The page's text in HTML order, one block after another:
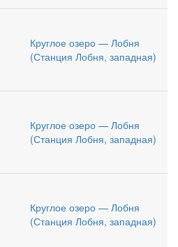
Круглое озеро — Лобня
(Станция Лобня, западная)
Круглое озеро — Лобня
(Станция Лобня, западная)
Круглое озеро — Лобня
(Станция Лобня, западная)